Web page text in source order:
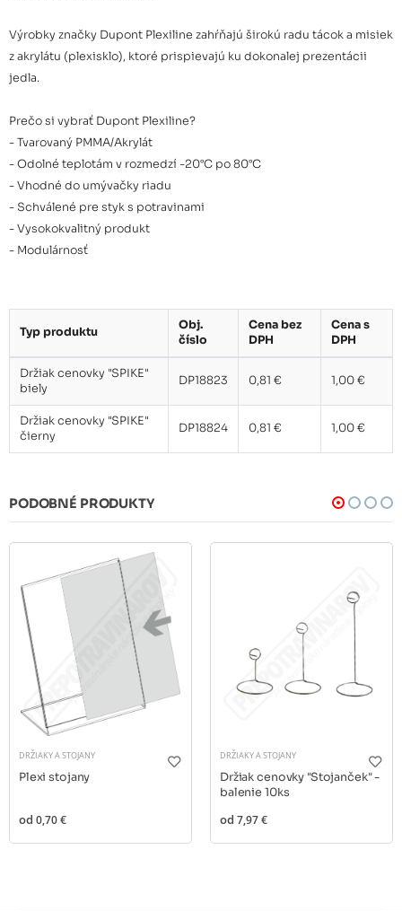
Výrobky značky Dupont Plexiline zahŕňajú širokú radu tácok a misiek
z akrylátu (plexisklo), ktoré prispievajú ku dokonalej prezentácii
jedla.
Prečo si vybrať Dupont Plexiline?
- Tvarovaný PMMA/Akrylát
- Odolné teplotám v rozmedzí -20°C po 80°C
- Vhodné do umývačky riadu
- Schválené pre styk s potravinami
- Vysokokvalitný produkt
- Modulárnosť
Typ produktu
Obj.
číslo
Cena bez
DPH
Cena s
DPH
Držiak cenovky "SPIKE"
biely
DP18823 0,81 € 1,00 €
Držiak cenovky "SPIKE"
čierny
DP18824 0,81 € 1,00 €
PODOBNÉ PRODUKTY
DRŽIAKY A STOJANY
Plexi stojany
od 0,70 €
DRŽIAKY A STOJANY
Držiak cenovky "Stojanček" -
balenie 10ks
od 7,97 €